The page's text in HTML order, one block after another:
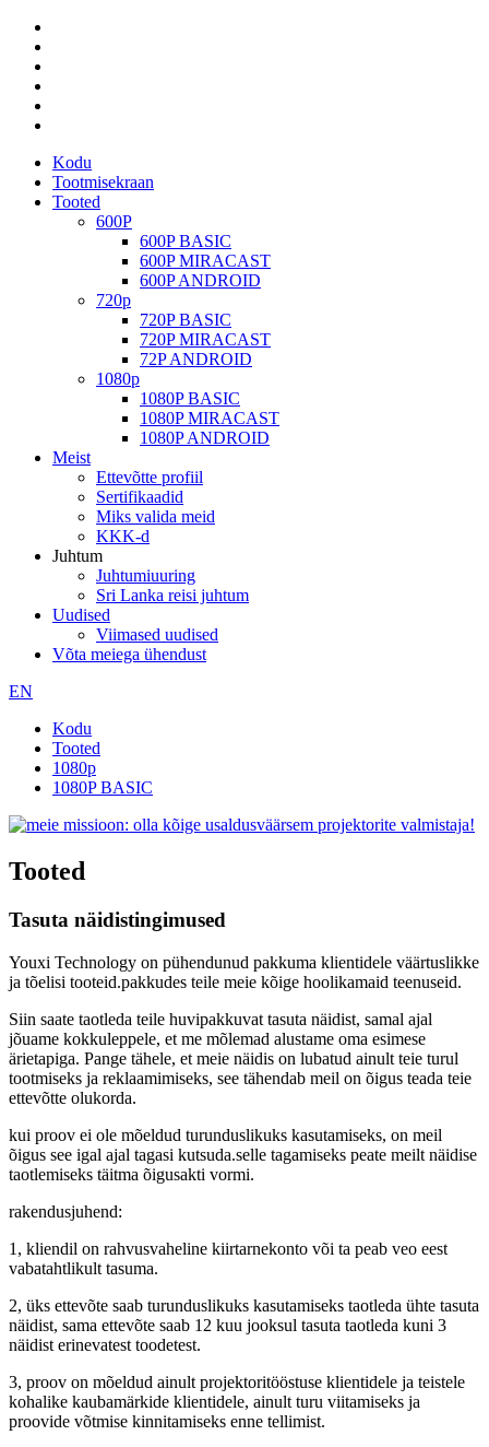
Kodu
Tootmisekraan
Tooted
600P
600P BASIC
600P MIRACAST
600P ANDROID
720p
720P BASIC
720P MIRACAST
72P ANDROID
1080p
1080P BASIC
1080P MIRACAST
1080P ANDROID
Meist
Ettevõtte profiil
Sertifikaadid
Miks valida meid
KKK-d
Juhtum
Juhtumiuuring
Sri Lanka reisi juhtum
Uudised
Viimased uudised
Võta meiega ühendust
EN
Kodu
Tooted
1080p
1080P BASIC
Tooted
Tasuta näidistingimused
Youxi Technology on pühendunud pakkuma klientidele väärtuslikke
ja tõelisi tooteid.pakkudes teile meie kõige hoolikamaid teenuseid.
Siin saate taotleda teile huvipakkuvat tasuta näidist, samal ajal
jõuame kokkuleppele, et me mõlemad alustame oma esimese
ärietapiga. Pange tähele, et meie näidis on lubatud ainult teie turul
tootmiseks ja reklaamimiseks, see tähendab meil on õigus teada teie
ettevõtte olukorda.
kui proov ei ole mõeldud turunduslikuks kasutamiseks, on meil
õigus see igal ajal tagasi kutsuda.selle tagamiseks peate meilt näidise
taotlemiseks täitma õigusakti vormi.
rakendusjuhend:
1, kliendil on rahvusvaheline kiirtarnekonto või ta peab veo eest
vabatahtlikult tasuma.
2, üks ettevõte saab turunduslikuks kasutamiseks taotleda ühte tasuta
näidist, sama ettevõte saab 12 kuu jooksul tasuta taotleda kuni 3
näidist erinevatest toodetest.
3, proov on mõeldud ainult projektoritööstuse klientidele ja teistele
kohalike kaubamärkide klientidele, ainult turu viitamiseks ja
proovide võtmise kinnitamiseks enne tellimist.